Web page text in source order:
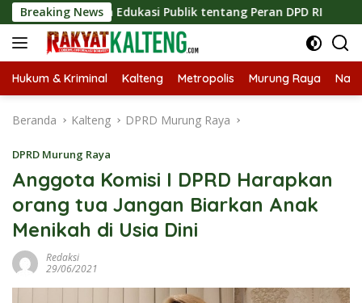
Langsung
ke
konten
Breaking News
Edukasi Publik tentang Peran DPD RI Masuknya
Hukum & Kriminal Kalteng Metropolis Murung Raya
Beranda Kalteng DPRD Murung Raya
DPRD Murung Raya
Anggota Komisi I DPRD Harapkan
orang tua Jangan Biarkan Anak
Menikah di Usia Dini
Redaksi
29/06/2021